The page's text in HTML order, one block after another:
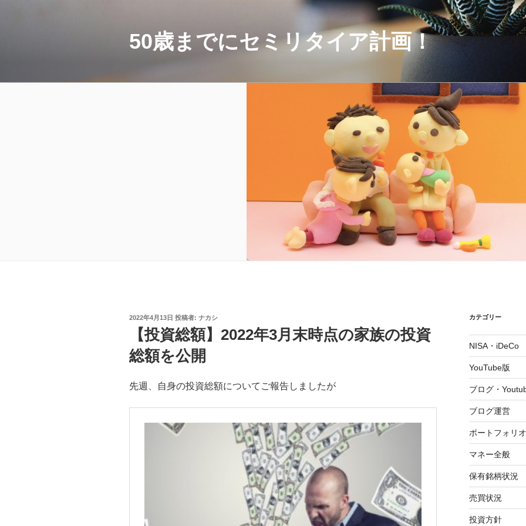
50歳までにセミリタイア計画！
投
2022年4月13日 投稿者: ナカシ
【投資総額】2022年3月末時点の家族の投資
総額を公開
先週、自身の投資総額についてご報告しましたが
カテゴリー
NISA・iDeCo
YouTube版
ブログ・
ブログ運営
ポートフォリオ
マネー全般
保有銘柄状況
売買状況
投資方針